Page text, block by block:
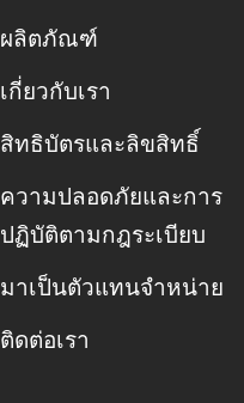
ผลิตภัณฑ์
เกี่ยวกับเรา
สิทธิบัตรและลิขสิทธิ์
ความปลอดภัยและการ
ปฏิบัติตามกฎระเบียบ
มาเป็นตัวแทนจําหน่าย
ติดต่อเรา